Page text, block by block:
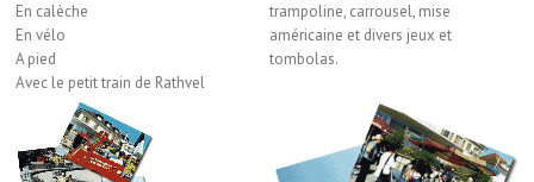
En calèche
En vélo
A pied
Avec le petit train de Rathvel
trampoline, carrousel, mise
américaine et divers jeux et
tombolas.